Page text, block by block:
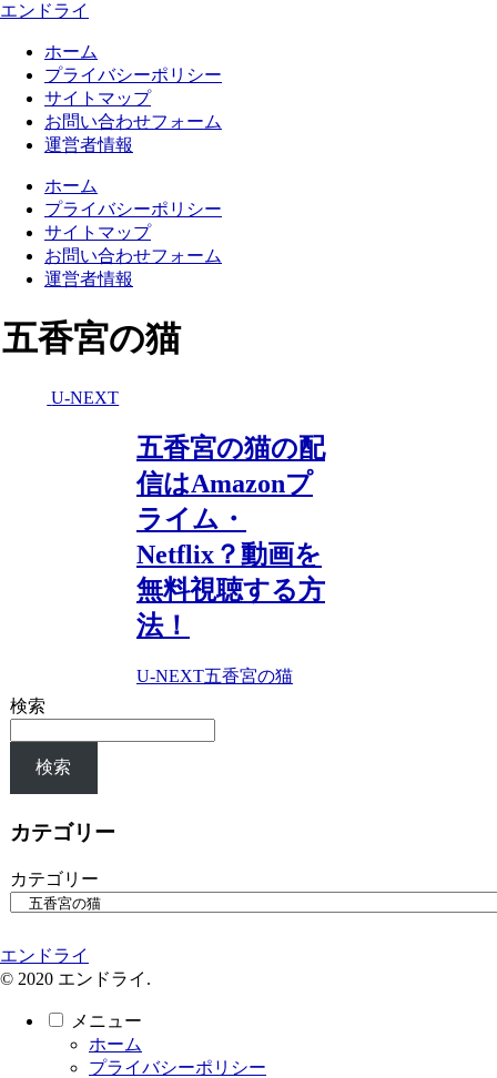
エンドライ
ホーム
プライバシーポリシー
サイトマップ
お問い合わせフォーム
運営者情報
ホーム
プライバシーポリシー
サイトマップ
お問い合わせフォーム
運営者情報
五香宮の猫
U-NEXT
五香宮の猫の配
信はAmazonプ
ライム・
Netflix？動画を
無料視聴する方
法！
U-NEXT五香宮の猫
検索
検索
カテゴリー
カテゴリー
エンドライ
© 2020 エンドライ.
メニュー
ホーム
プライバシーポリシー